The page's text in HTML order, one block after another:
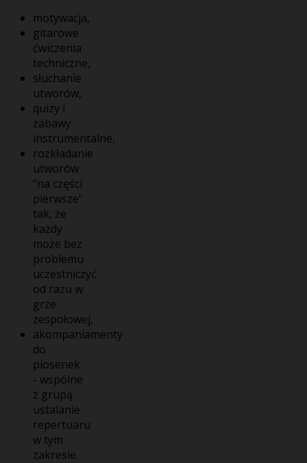
motywacja,
gitarowe
ćwiczenia
techniczne,
słuchanie
utworów,
quizy i
zabawy
instrumentalne,
rozkładanie
utworów
"na części
pierwsze"
tak, że
każdy
może bez
problemu
uczestniczyć
od razu w
grze
zespołowej,
akompaniamenty
do
piosenek
- wspólne
z grupą
ustalanie
repertuaru
w tym
zakresie.